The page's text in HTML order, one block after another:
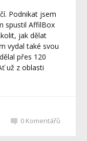
Podnikat jsem
spustil AffilBox
jak dělat
vydal také svou
přes 120
už z oblasti
0 Komentářů